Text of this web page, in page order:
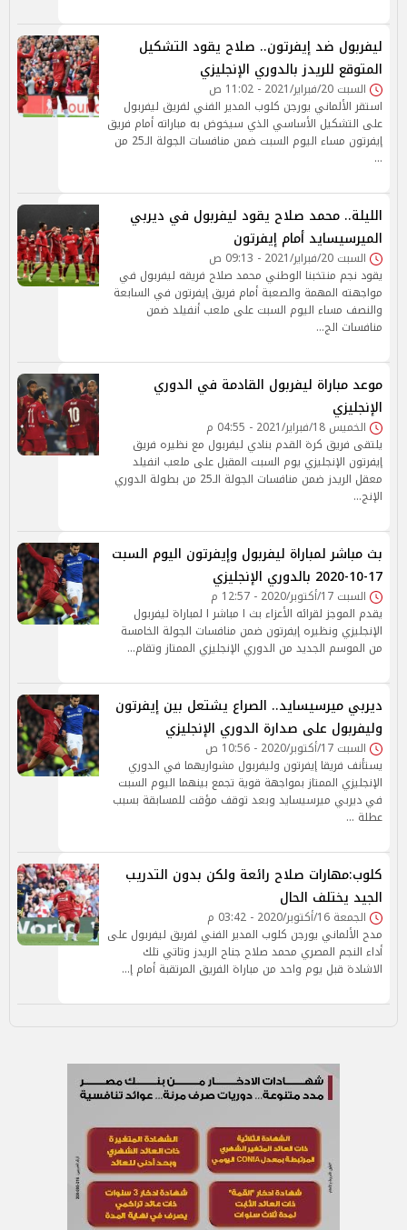
ليفربول ضد إيفرتون.. صلاح يقود التشكيل
المتوقع للريدز بالدوري الإنجليزي
السبت 20/فبراير/2021 - 11:02 ص
استقر الألماني يورجن كلوب المدير الفني لفريق ليفربول
على التشكيل الأساسي الذي سيخوض به مباراته أمام فريق
إيفرتون مساء اليوم السبت ضمن منافسات الجولة الـ25 من
…
الليلة.. محمد صلاح يقود ليفربول في ديربي
الميرسيسايد أمام إيفرتون
السبت 20/فبراير/2021 - 09:13 ص
يقود نجم منتخبنا الوطني محمد صلاح فريقه ليفربول في
مواجهته المهمة والصعبة أمام فريق إيفرتون في السابعة
والنصف مساء اليوم السبت على ملعب أنفيلد ضمن
منافسات الج…
موعد مباراة ليفربول القادمة في الدوري
الإنجليزي
الخميس 18/فبراير/2021 - 04:55 م
يلتقى فريق كرة القدم بنادي ليفربول مع نظيره فريق
إيفرتون الإنجليزي يوم السبت المقبل على ملعب انفيلد
معقل الريدز ضمن منافسات الجولة الـ25 من بطولة الدوري
الإنج…
بث مباشر لمباراة ليفربول وإيفرتون اليوم السبت
17-10-2020 بالدوري الإنجليزي
السبت 17/أكتوبر/2020 - 12:57 م
يقدم الموجز لقرائه الأعزاء بث ا مباشر ا لمباراة ليفربول
الإنجليزي ونظيره إيفرتون ضمن منافسات الجولة الخامسة
من الموسم الجديد من الدوري الإنجليزي الممتاز وتقام…
ديربي ميرسيسايد.. الصراع يشتعل بين إيفرتون
وليفربول على صدارة الدوري الإنجليزي
السبت 17/أكتوبر/2020 - 10:56 ص
يستأنف فريقا إيفرتون وليفربول مشواريهما في الدوري
الإنجليزي الممتاز بمواجهة قوية تجمع بينهما اليوم السبت
في ديربي ميرسيسايد وبعد توقف مؤقت للمسابقة بسبب
عطلة …
كلوب:مهارات صلاح رائعة ولكن بدون التدريب
الجيد يختلف الحال
الجمعة 16/أكتوبر/2020 - 03:42 م
مدح الألماني يورجن كلوب المدير الفني لفريق ليفربول على
أداء النجم المصري محمد صلاح جناح الريدز وتاتي تلك
الاشادة قبل يوم واحد من مباراة الفريق المرتقبة أمام إ…